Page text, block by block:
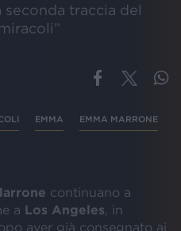
seconda traccia del
EMMA EMMA MARRONE
continuano a
a Los Angeles , in
aver già consegnato ai